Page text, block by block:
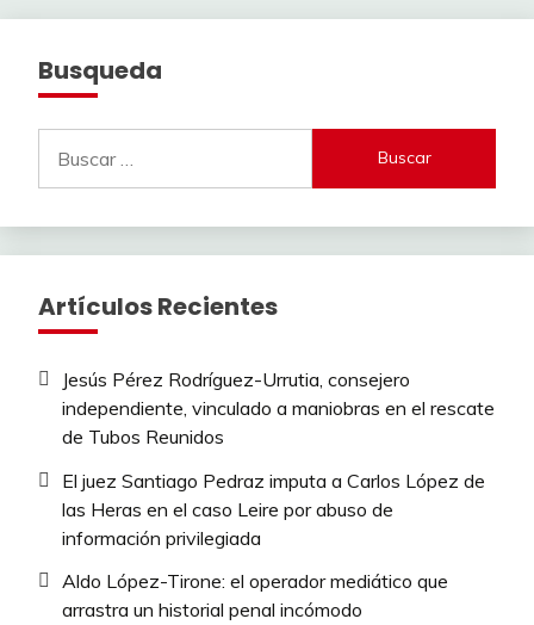
Busqueda
Artículos Recientes
Jesús Pérez Rodríguez-Urrutia, consejero
independiente, vinculado a maniobras en el rescate
de Tubos Reunidos
El juez Santiago Pedraz imputa a Carlos López de
las Heras en el caso Leire por abuso de
información privilegiada
Aldo López-Tirone: el operador mediático que
arrastra un historial penal incómodo